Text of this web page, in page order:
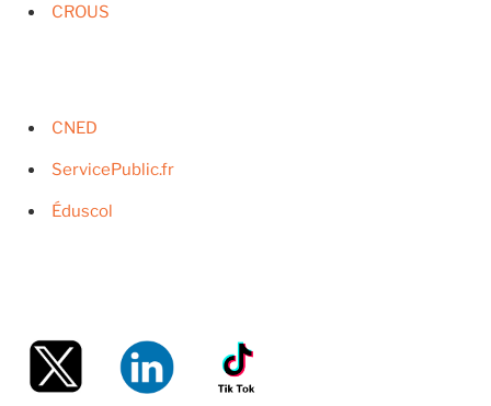
CROUS
CNED
ServicePublic.fr
Éduscol